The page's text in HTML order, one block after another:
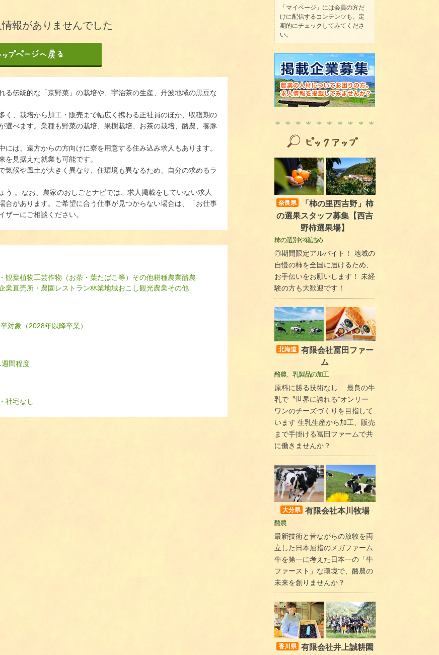
報がありませんでした
伝統的な「京野菜」の栽培や、宇治茶の生産、丹波地域の黒豆な
く、栽培から加工・販売まで幅広く携わる正社員のほか、収穫期の
選べます。業種も野菜の栽培、果樹栽培、お茶の栽培、酪農、養豚
は、遠方からの方向けに寮を用意する住み込み求人もあります。
見据えた就業も可能です。
気候や風土が大きく異なり、住環境も異なるため、自分の求めるラ
。なお、農家のおしごとナビでは、求人掲載をしていない求人
合があります。ご希望に合う仕事が見つからない場合は、「お仕事
ーにご相談ください。
観葉植物工芸作物（お茶・葉たばこ等） その他耕種農業酪農
業直売所・農園レストラン林業地域おこし観光農業その他
対象（2028年以降卒業）
週間程度
社宅なし
「マイページ」には会員の方だ
けに配信するコンテンツも。定
期的にチェックしてみてくださ
い。
奈良県
「柿の里西吉野」柿
の選果スタッフ募集【西吉
野柿選果場】
柿の選別や箱詰め
◎期間限定アルバイト！ 地域の
自慢の柿を全国に届けるため、
お手伝いをお願いします！ 未経
験の方も大歓迎です！
北海道
有限会社冨田ファー
ム
酪農、乳製品の加工
原料に勝る技術なし 最良の牛
乳で〝世界に誇れる”オンリー
ワンのチーズづくりを目指して
います 生乳生産から加工、販売
まで手掛ける冨田ファームで共
に働きませんか？
大分県 有限会社本川牧場
酪農
最新技術と昔ながらの放牧を両
立した日本屈指のメガファーム
牛を第一に考えた日本一の「牛
ファースト」な環境で、酪農の
未来を創りませんか？
香川県 有限会社井上誠耕園